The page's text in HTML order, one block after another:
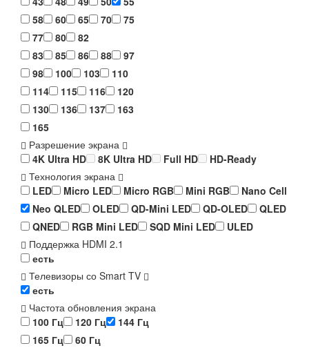
58
60 65 70
75
77
80
82
83
85 86 88
97
98
100 103
110
114
115 116
120
130
136 137
163
165
Разрешение экрана
4K Ultra HD
8K Ultra HD Full HD
HD-Ready
Технология экрана
LED
Micro LED Micro RGB Mini RGB
Nano Cell
Neo QLED
OLED QD-Mini LED QD-OLED
QLED
QNED
RGB Mini LED SQD Mini LED
ULED
Поддержка HDMI 2.1
есть
Телевизоры со Smart TV
есть
Частота обновления экрана
100 Гц
120 Гц
144 Гц
165 Гц
60 Гц